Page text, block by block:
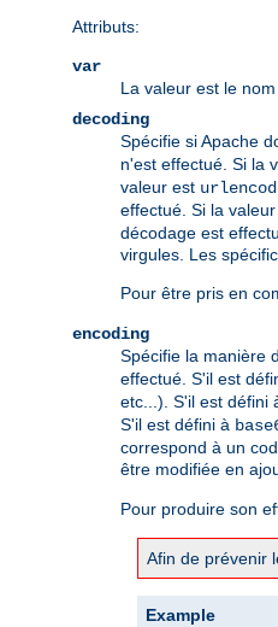
Attributs:
var
La valeur est le
decoding
Spécifie si Apache
n'est effectué. Si la
valeur est
effectué. Si la
décodage est
virgules. Les
Pour être pris en
encoding
Spécifie la manière
effectué. S'il est
etc...). S'il est défini
S'il est défini à
correspond à un
être modifiée en
Pour produire son
Afin de prévenir
Example